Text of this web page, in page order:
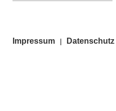
Impressum Datenschutz